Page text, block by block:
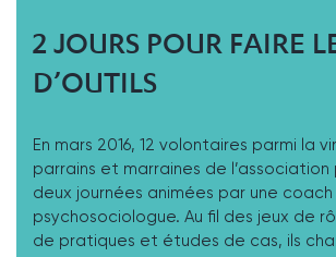
2 JOURS POUR FAIRE
D’OUTILS
En mars 2016, 12 volontaires parmi la
parrains et marraines de
deux journées animées par une
psychosociologue. Au fil des jeux de
de pratiques et études de cas, ils